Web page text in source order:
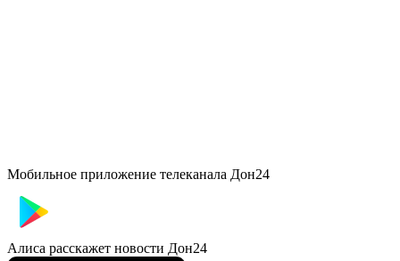
Мобильное приложение телеканала Дон24
Алиса расскажет новости Дон24